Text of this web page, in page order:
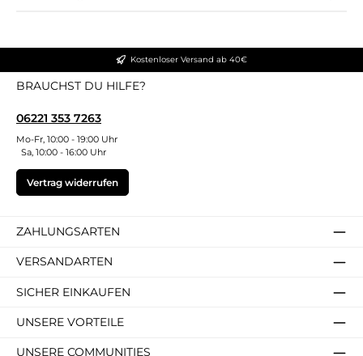
Kostenloser Versand ab 40€
BRAUCHST DU HILFE?
06221 353 7263
Mo-Fr, 10:00 - 19:00 Uhr
Sa, 10:00 - 16:00 Uhr
Vertrag widerrufen
ZAHLUNGSARTEN
VERSANDARTEN
SICHER EINKAUFEN
UNSERE VORTEILE
UNSERE COMMUNITIES